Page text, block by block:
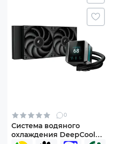
0
Система водяного
охлаждения DeepCool